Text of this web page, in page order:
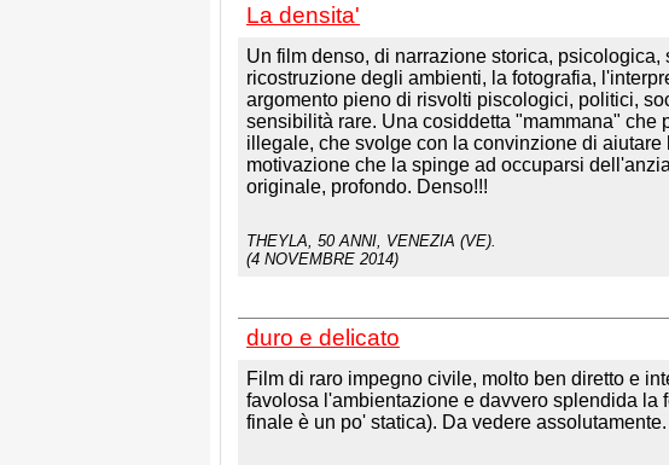
La densita'
Un film denso, di narrazione storica,
ricostruzione degli ambienti, la fotografia,
argomento pieno di risvolti piscologici, politici,
sensibilità rare. Una cosiddetta "mammana" che
illegale, che svolge con la convinzione di
motivazione che la spinge ad occuparsi
originale, profondo. Denso!!!
THEYLA , 50 ANNI, VENEZIA (VE).
(4 NOVEMBRE 2014)
duro e delicato
Film di raro impegno civile, molto ben diretto e
favolosa l'ambientazione e davvero splendida la
finale è un po' statica). Da vedere assolutamente.